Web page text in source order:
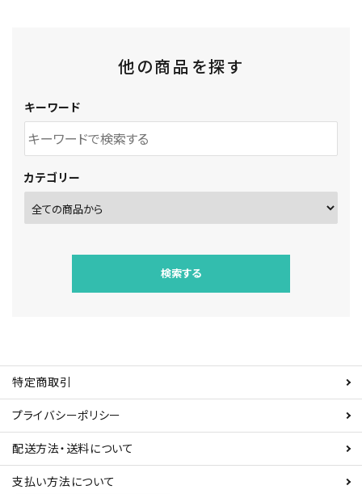
他の商品を探す
キーワード
カテゴリー
検索する
キーワード
カテゴリー
特定商取引
プライバシーポリシー
配送方法・送料について
支払い方法について